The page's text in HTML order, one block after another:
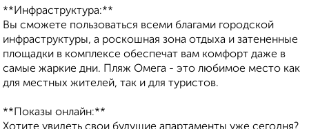
**Инфраструктура:**
Вы сможете пользоваться всеми благами городской
инфраструктуры, а роскошная зона отдыха и затененные
площадки в комплексе обеспечат вам комфорт даже в
самые жаркие дни. Пляж Омега - это любимое место как
для местных жителей, так и для туристов.
**Показы онлайн:**